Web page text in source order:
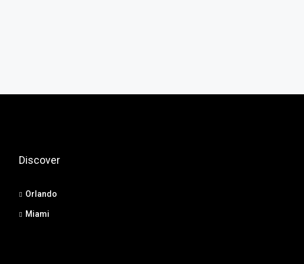
Discover
Orlando
Miami